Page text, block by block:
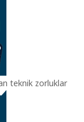
teknik zorluklar